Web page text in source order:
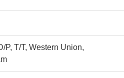
P, T/T, Western Union,